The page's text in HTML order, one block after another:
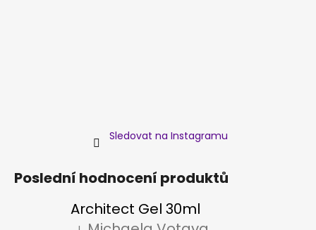
Sledovat na Instagramu
Poslední hodnocení produktů
Architect Gel 30ml